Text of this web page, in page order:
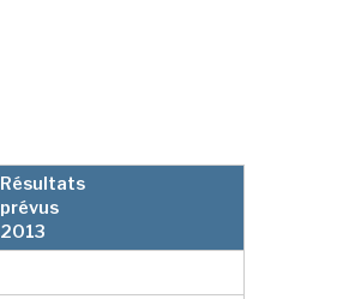
Résultats
prévus
2013